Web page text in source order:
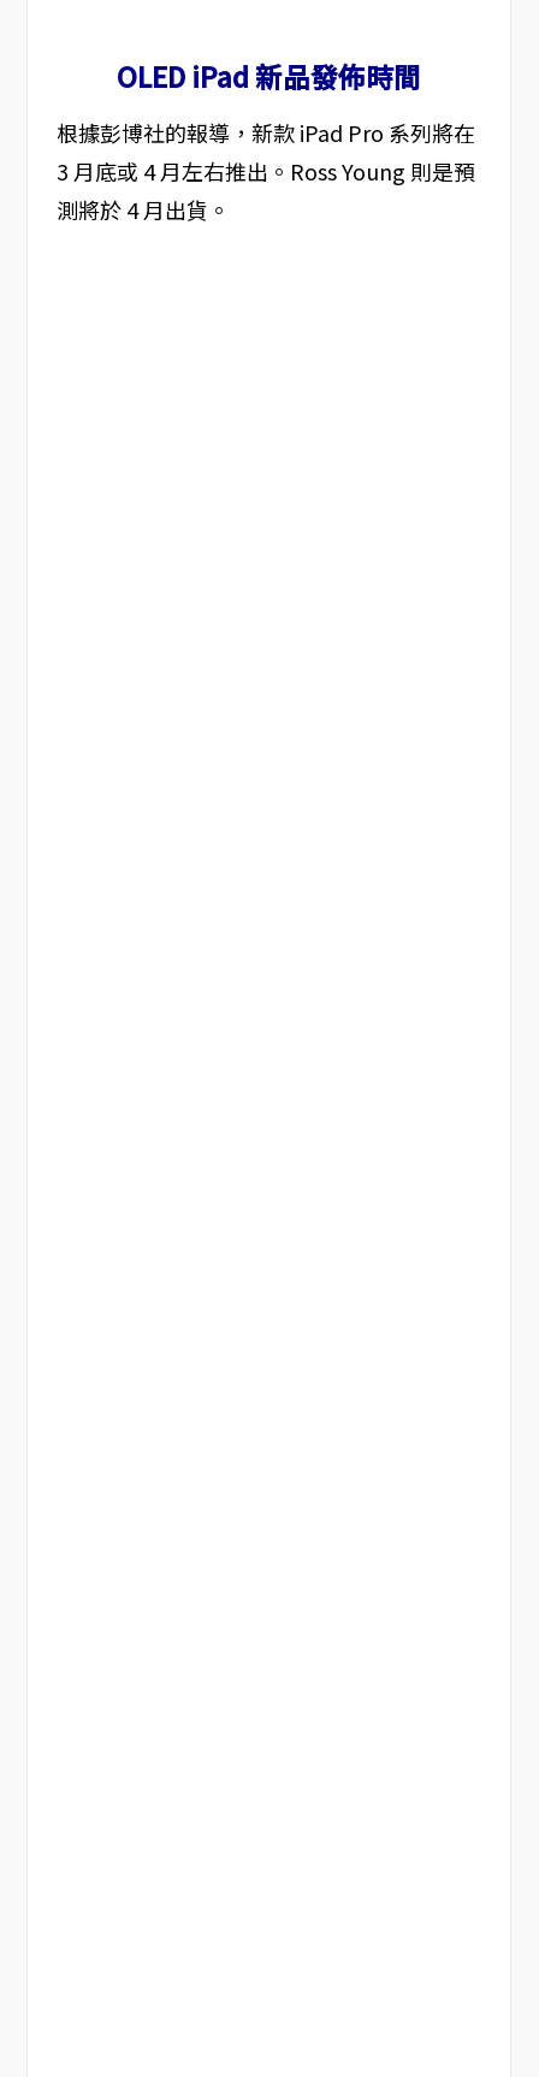
OLED iPad 新品發佈時間
根據彭博社的報導，新款 iPad Pro 系列將在
3 月底或 4 月左右推出。Ross Young 則是預
測將於 4 月出貨。